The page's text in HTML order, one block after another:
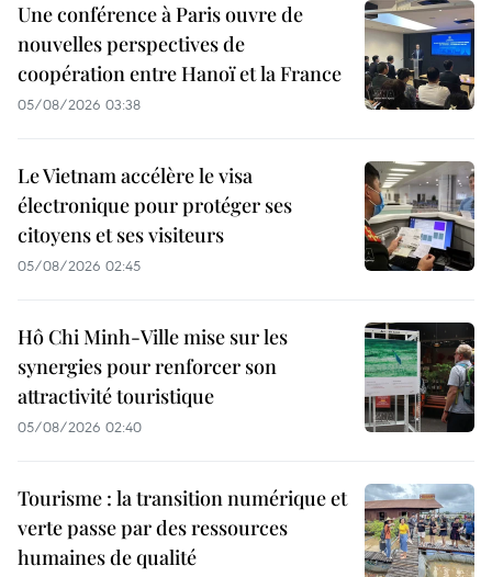
Une conférence à Paris ouvre de
nouvelles perspectives de
coopération entre Hanoï et la France
05/08/2026 03:38
Le Vietnam accélère le visa
électronique pour protéger ses
citoyens et ses visiteurs
05/08/2026 02:45
Hô Chi Minh-Ville mise sur les
synergies pour renforcer son
attractivité touristique
05/08/2026 02:40
Tourisme : la transition numérique et
verte passe par des ressources
humaines de qualité